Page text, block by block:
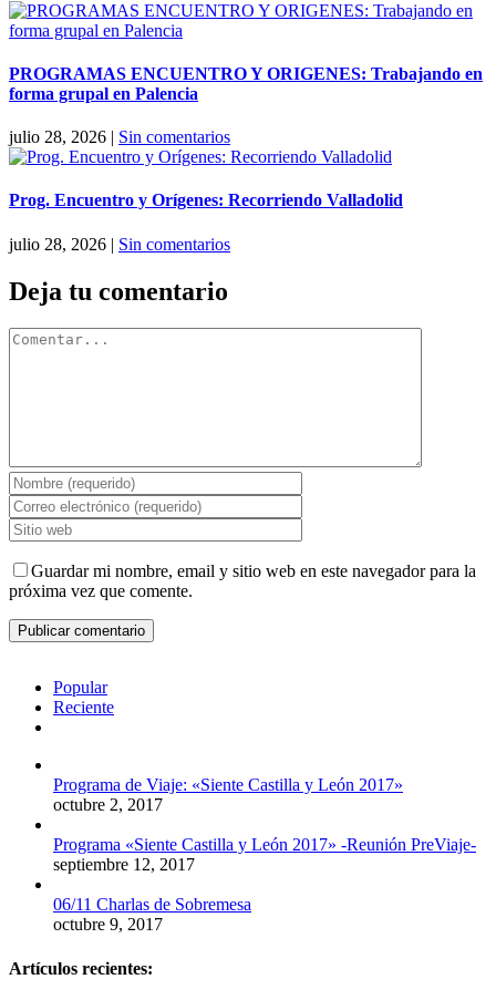
PROGRAMAS ENCUENTRO Y ORIGENES: Trabajando en
forma grupal en Palencia
julio 28, 2026 | Sin comentarios
Prog. Encuentro y Orígenes: Recorriendo Valladolid
julio 28, 2026 | Sin comentarios
Deja tu comentario
Comentar
Guardar mi nombre, email y sitio web en este navegador para la
próxima vez que comente.
Popular
Reciente
Programa de Viaje: «Siente Castilla y León 2017»
octubre 2, 2017
Programa «Siente Castilla y León 2017» -Reunión PreViaje-
septiembre 12, 2017
06/11 Charlas de Sobremesa
octubre 9, 2017
Artículos recientes: